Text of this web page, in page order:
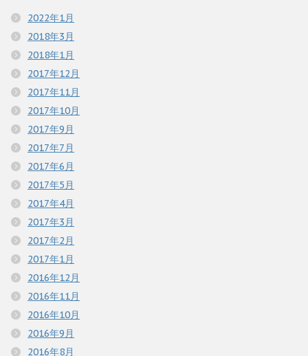
2022年1月
2018年3月
2018年1月
2017年12月
2017年11月
2017年10月
2017年9月
2017年7月
2017年6月
2017年5月
2017年4月
2017年3月
2017年2月
2017年1月
2016年12月
2016年11月
2016年10月
2016年9月
2016年8月